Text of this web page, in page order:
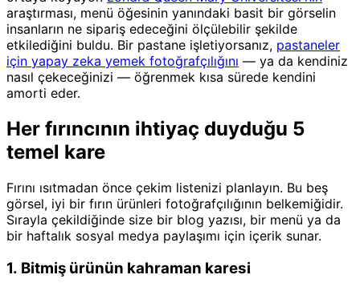
araştırması, menü öğesinin yanındaki basit bir görselin
insanların ne sipariş edeceğini ölçülebilir şekilde
etkilediğini buldu. Bir pastane işletiyorsanız, pastaneler
için yapay zeka yemek fotoğrafçılığını — ya da kendiniz
nasıl çekeceğinizi — öğrenmek kısa sürede kendini
amorti eder.
Her fırıncının ihtiyaç duyduğu 5
temel kare
Fırını ısıtmadan önce çekim listenizi planlayın. Bu beş
görsel, iyi bir fırın ürünleri fotoğrafçılığının belkemiğidir.
Sırayla çekildiğinde size bir blog yazısı, bir menü ya da
bir haftalık sosyal medya paylaşımı için içerik sunar.
1. Bitmiş ürünün kahraman karesi